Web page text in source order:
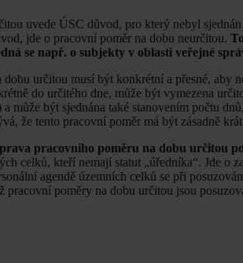
uvede ÚSC důvod, pro který nebyl
jde o pracovní poměr na dobu neurčitou.
se např. o subjekty v oblasti veřejné
určitou musí být konkrétní a přesné, aby
do určitého dne, může být vymezena
může být sjednána také stanovením počtu
že tento pracovní poměr má být zásadně
pracovního poměru na dobu určitou
celků, kteří nemají statut „úředníka“. Jde o
agendě územních celků se při
pracovní poměry na dobu určitou jsou